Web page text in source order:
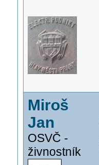
Miroš
Jan
OSVČ -
živnostník